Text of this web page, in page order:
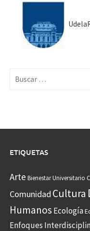
ETIQUETAS
Arte Bienestar Universitario
Comunidad Cultura
Humanos Ecología
Enfoques